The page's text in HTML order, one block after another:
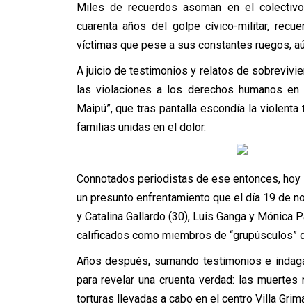
Miles de recuerdos asoman en el
cuarenta años del golpe cívico-militar,
víctimas que pese a sus constantes ruegos,
A juicio de testimonios y relatos de
las violaciones a los derechos humanos
Maipú”, que tras pantalla escondía la
familias unidas en el dolor.
Connotados periodistas de ese entonces,
un presunto enfrentamiento que el día 19 de
y Catalina Gallardo (30), Luis Ganga y
calificados como miembros de
Años después, sumando testimonios e
para revelar una cruenta verdad: las
torturas llevadas a cabo en el centro Villa